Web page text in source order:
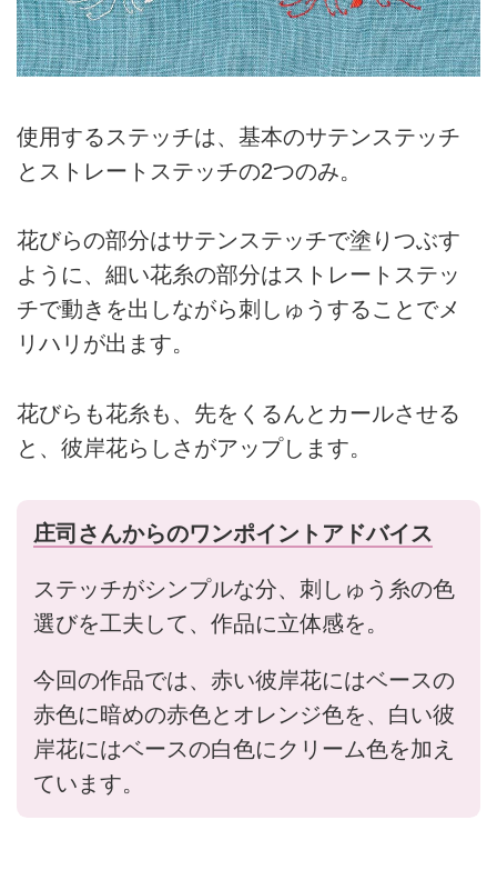
使用するステッチは、基本のサテンステッチ
とストレートステッチの2つのみ。
花びらの部分はサテンステッチで塗りつぶす
ように、細い花糸の部分はストレートステッ
チで動きを出しながら刺しゅうすることでメ
リハリが出ます。
花びらも花糸も、先をくるんとカールさせる
と、彼岸花らしさがアップします。
庄司さんからのワンポイントアドバイス
ステッチがシンプルな分、刺しゅう糸の色
選びを工夫して、作品に立体感を。
今回の作品では、赤い彼岸花にはベースの
赤色に暗めの赤色とオレンジ色を、白い彼
岸花にはベースの白色にクリーム色を加え
ています。